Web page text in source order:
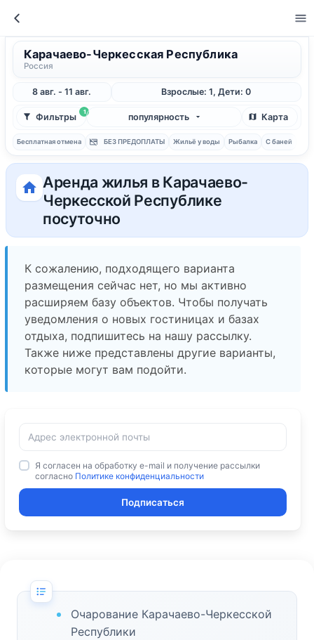
Карачаево-Черкесская Республика
Россия
8 авг. - 11 авг. Взрослые: 1, Дети: 0
1
Фильтры популярность Карта
Бесплатная отмена БЕЗ ПРЕДОПЛАТЫ Жильё у воды Рыбалка С баней
Аренда жилья в Карачаево-
Черкесской Республике
посуточно
К сожалению, подходящего варианта
размещения сейчас нет, но мы активно
расширяем базу объектов. Чтобы получать
уведомления о новых гостиницах и базах
отдыха, подпишитесь на нашу рассылку.
Также ниже представлены другие варианты,
которые могут вам подойти.
Я согласен на обработку e-mail и получение рассылки
согласно Политике конфиденциальности
Подписаться
Очарование Карачаево-Черкесской
Республики